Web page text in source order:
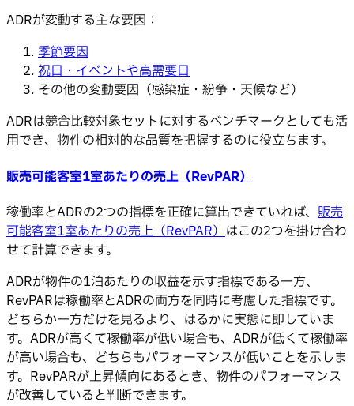
ADRが変動する主な要因：
季節要因
祝日・イベントや高需要日
その他の変動要因（感染症・紛争・天候など）
ADRは競合比較対象セットに対するベンチマークとしても活
用でき、物件の相対的な品質を把握するのに役立ちます。
販売可能客室1室あたりの売上（RevPAR）
稼働率とADRの2つの指標を正確に算出できていれば、 販売
可能客室1室あたりの売上（RevPAR）はこの2つを掛け合わ
せて計算できます。
ADRが物件の1泊あたりの収益を示す指標である一方、
RevPARは稼働率とADRの両方を同時に考慮した指標です。
どちらか一方だけを見るより、はるかに実態に即していま
す。ADRが高くて稼働率が低い場合も、ADRが低くて稼働率
が高い場合も、どちらもパフォーマンスが低いことを示しま
す。RevPARが上昇傾向にあるとき、物件のパフォーマンス
が改善していると判断できます。